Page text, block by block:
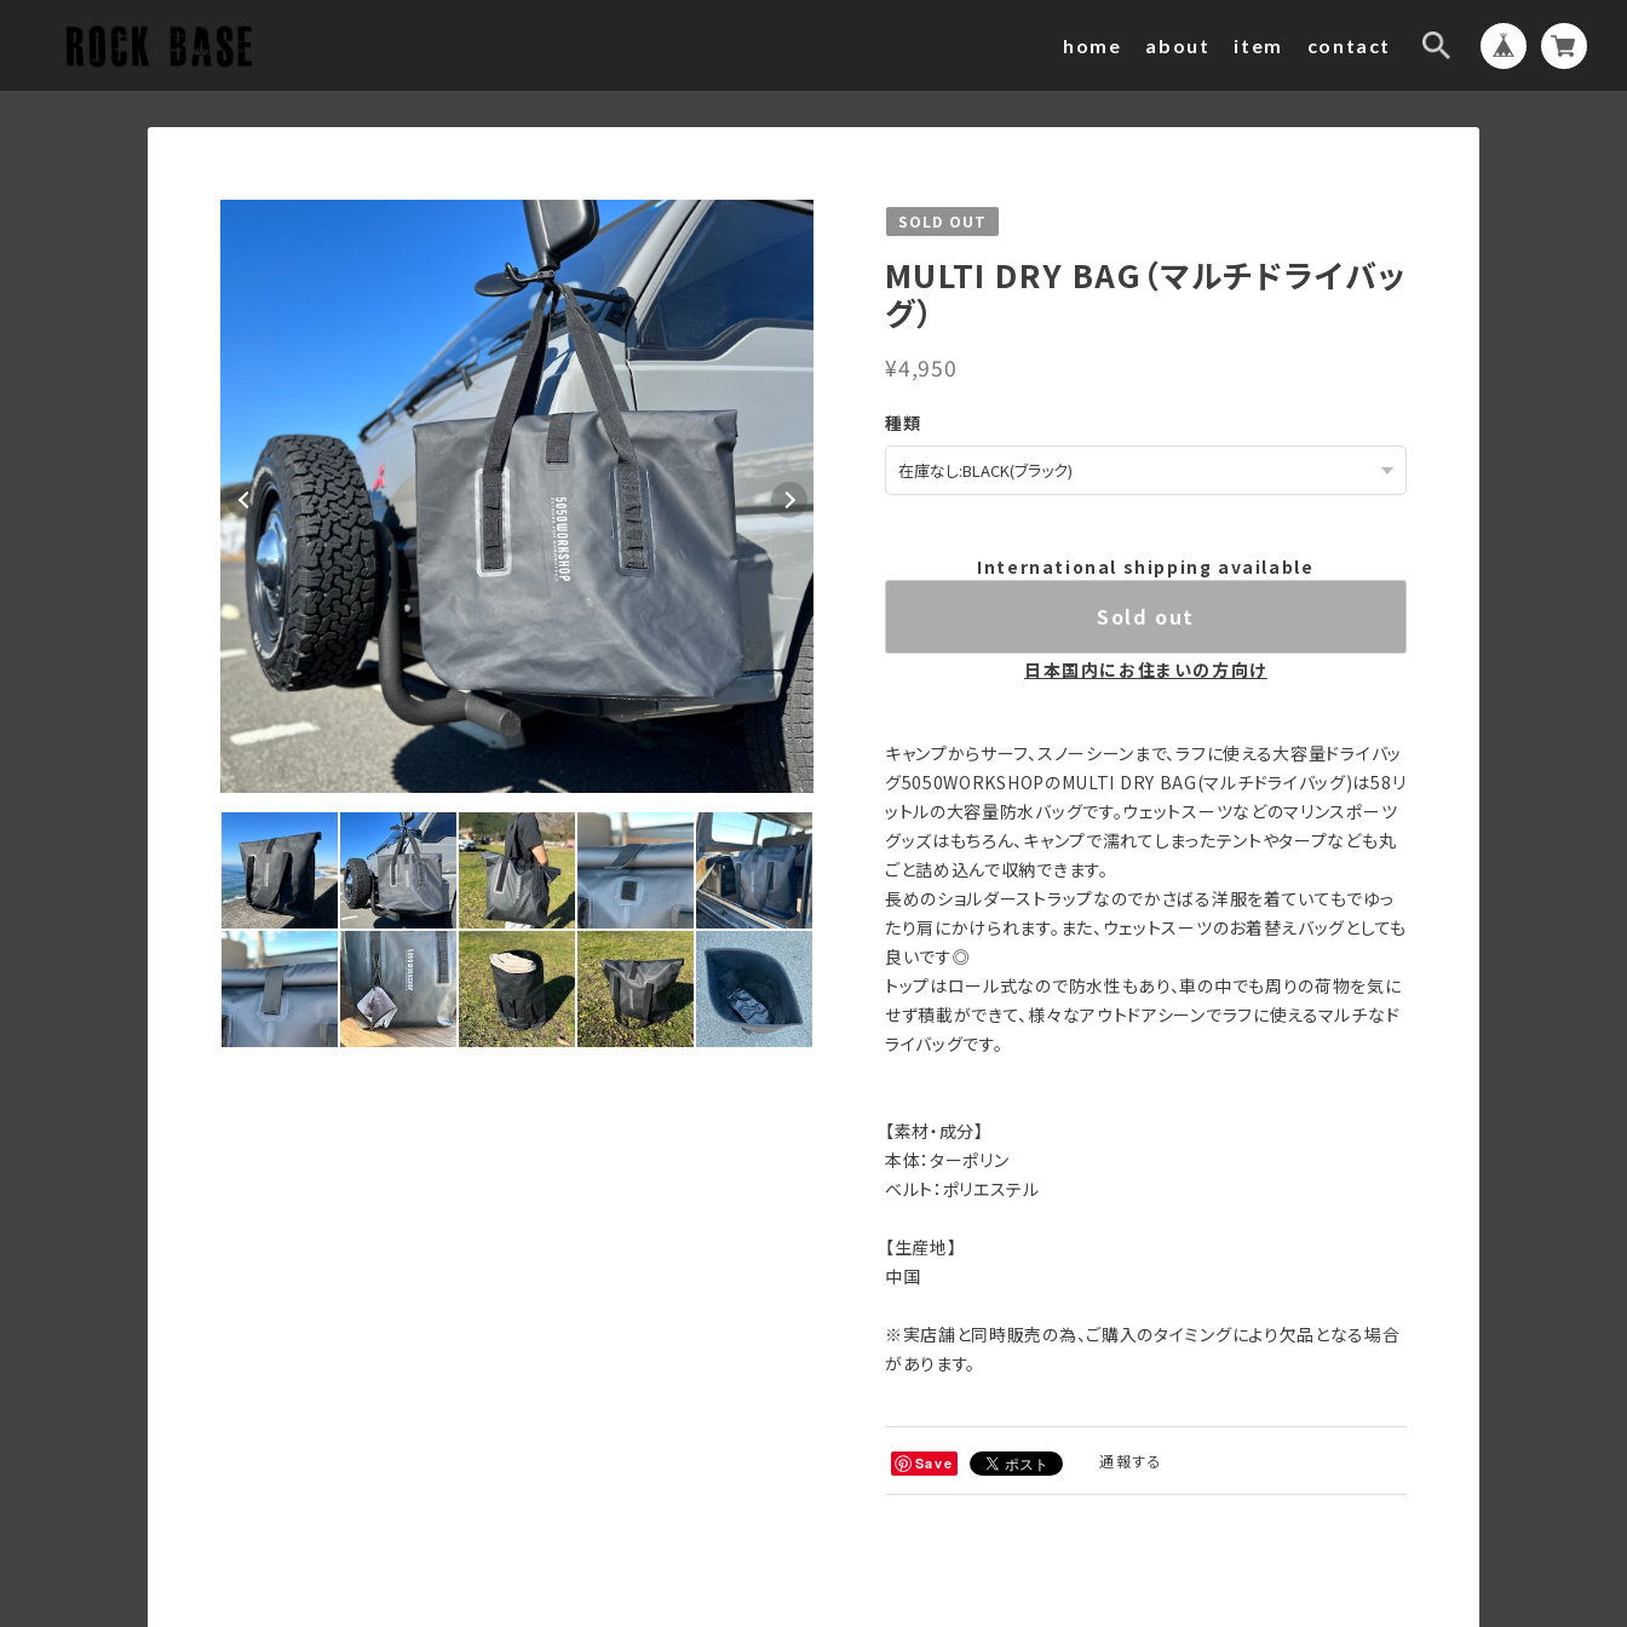
home about item contact
SOLD OUT
MULTI DRY BAG（マルチドライバッ
グ）
¥4,950
種類
International shipping available
Sold out
日本国内にお住まいの方向け
キャンプからサーフ、スノーシーンまで、ラフに使える大容量ドライバッ
グ5050WORKSHOPのMULTI DRY BAG(マルチドライバッグ)は58リ
ットルの大容量防水バッグです。ウェットスーツなどのマリンスポーツ
グッズはもちろん、キャンプで濡れてしまったテントやタープなども丸
ごと詰め込んで収納できます。
長めのショルダーストラップなのでかさばる洋服を着ていてもでゆっ
たり肩にかけられます。また、ウェットスーツのお着替えバッグとしても
良いです◎
トップはロール式なので防水性もあり、車の中でも周りの荷物を気に
せず積載ができて、様々なアウトドアシーンでラフに使えるマルチなド
ライバッグです。
【素材・成分】
本体：ターポリン
ベルト：ポリエステル
【生産地】
中国
※実店舗と同時販売の為、ご購入のタイミングにより欠品となる場合
があります。
Save 通報する